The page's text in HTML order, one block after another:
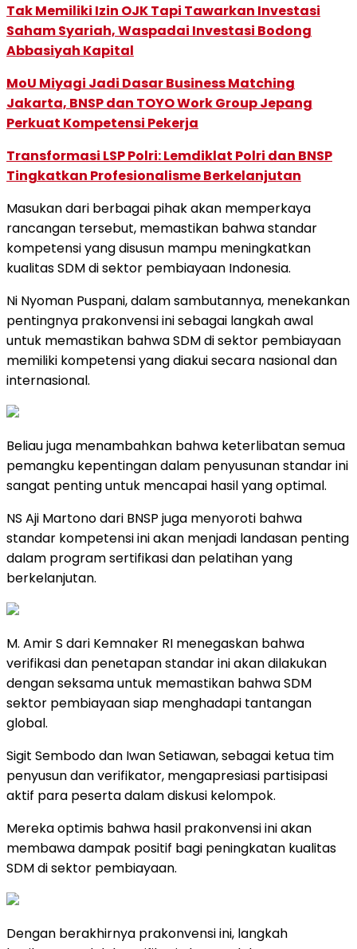
Tak Memiliki Izin OJK Tapi Tawarkan Investasi
Saham Syariah, Waspadai Investasi Bodong
Abbasiyah Kapital
MoU Miyagi Jadi Dasar Business Matching
Jakarta, BNSP dan TOYO Work Group Jepang
Perkuat Kompetensi Pekerja
Transformasi LSP Polri: Lemdiklat Polri dan BNSP
Tingkatkan Profesionalisme Berkelanjutan
Masukan dari berbagai pihak akan memperkaya
rancangan tersebut, memastikan bahwa standar
kompetensi yang disusun mampu meningkatkan
kualitas SDM di sektor pembiayaan Indonesia.
Ni Nyoman Puspani, dalam sambutannya, menekankan
pentingnya prakonvensi ini sebagai langkah awal
untuk memastikan bahwa SDM di sektor pembiayaan
memiliki kompetensi yang diakui secara nasional dan
internasional.
Beliau juga menambahkan bahwa keterlibatan semua
pemangku kepentingan dalam penyusunan standar ini
sangat penting untuk mencapai hasil yang optimal.
NS Aji Martono dari BNSP juga menyoroti bahwa
standar kompetensi ini akan menjadi landasan penting
dalam program sertifikasi dan pelatihan yang
berkelanjutan.
M. Amir S dari Kemnaker RI menegaskan bahwa
verifikasi dan penetapan standar ini akan dilakukan
dengan seksama untuk memastikan bahwa SDM
sektor pembiayaan siap menghadapi tantangan
global.
Sigit Sembodo dan Iwan Setiawan, sebagai ketua tim
penyusun dan verifikator, mengapresiasi partisipasi
aktif para peserta dalam diskusi kelompok.
Mereka optimis bahwa hasil prakonvensi ini akan
membawa dampak positif bagi peningkatan kualitas
SDM di sektor pembiayaan.
Dengan berakhirnya prakonvensi ini, langkah